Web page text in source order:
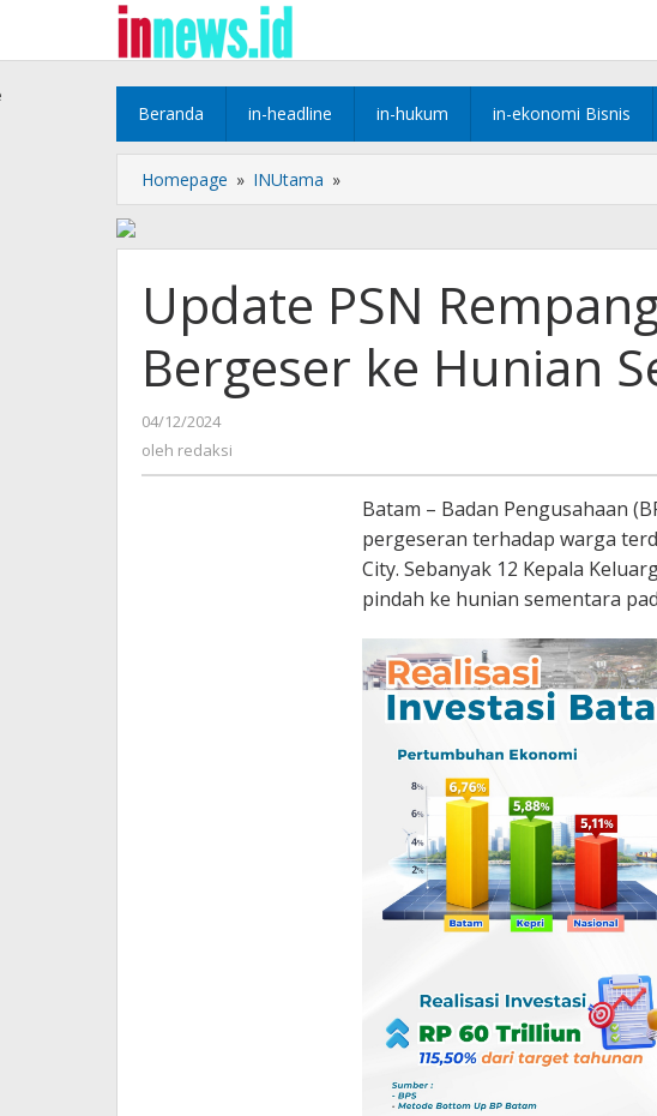
konten
Beranda in-headline in-hukum in-ekonomi Bisnis
Homepage » INUtama »
PSN
Eco
12
KK
Bergeser
Update PSN
Bergeser ke Hunian
04/12/2024
redaksi
oleh redaksi
Batam – Badan Pengusahaan
pergeseran terhadap warga
City. Sebanyak 12 Kepala
pindah ke hunian sementara